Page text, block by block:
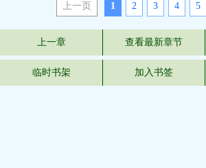
上一页 1 2 3 4 5
上一章 查看最新章节
临时书架 加入书签